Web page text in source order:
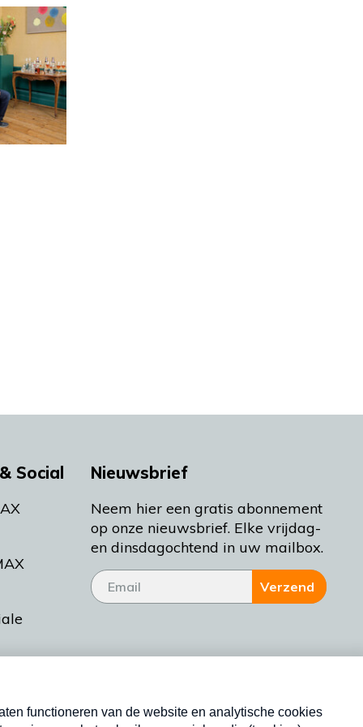
Social Nieuwsbrief
Neem hier een gratis abonnement
op onze nieuwsbrief. Elke vrijdag-
en dinsdagochtend in uw mailbox.
Verzend